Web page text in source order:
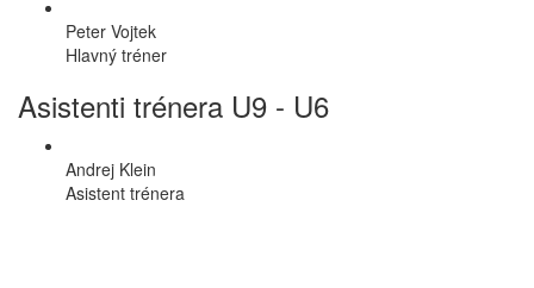
Peter Vojtek
Hlavný tréner
Asistenti trénera U9 - U6
Andrej Klein
Asistent trénera